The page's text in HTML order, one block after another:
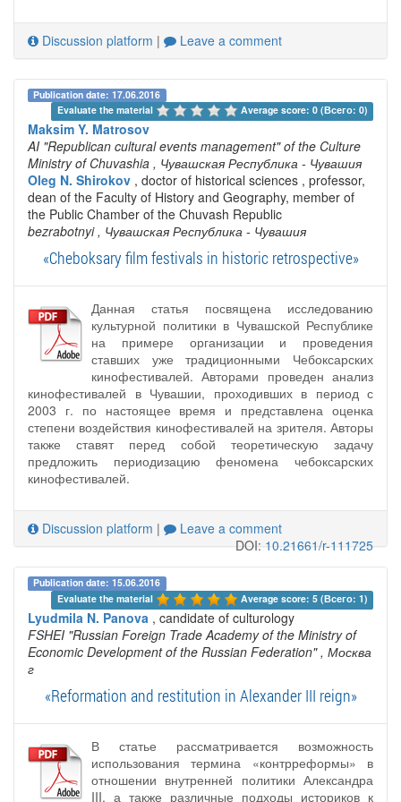
Discussion platform | Leave a comment
Publication date: 17.06.2016
Evaluate the material
Average score: 0 (Всего: 0)
Maksim Y. Matrosov
AI "Republican cultural events management" of the Culture
Ministry of Chuvashia , Чувашская Республика - Чувашия
Oleg N. Shirokov , doctor of historical sciences , professor,
dean of the Faculty of History and Geography, member of
the Public Chamber of the Chuvash Republic
bezrabotnyi , Чувашская Республика - Чувашия
«Cheboksary film festivals in historic retrospective»
Данная статья посвящена исследованию
культурной политики в Чувашской Республике
на примере организации и проведения
ставших уже традиционными Чебоксарских
кинофестивалей. Авторами проведен анализ
кинофестивалей в Чувашии, проходивших в период с
2003 г. по настоящее время и представлена оценка
степени воздействия кинофестивалей на зрителя. Авторы
также ставят перед собой теоретическую задачу
предложить периодизацию феномена чебоксарских
кинофестивалей.
Discussion platform |
Leave a comment
DOI:10.21661/r-111725
Publication date: 15.06.2016
Evaluate the material
Average score: 5 (Всего: 1)
Lyudmila N. Panova , candidate of culturology
FSHEI "Russian Foreign Trade Academy of the Ministry of
Economic Development of the Russian Federation" , Москва
г
«Reformation and restitution in Alexander III reign»
В статье рассматривается возможность
использования термина «контрреформы» в
отношении внутренней политики Александра
III, а также различные подходы историков к